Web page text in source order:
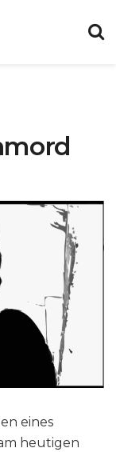
eines
heutigen